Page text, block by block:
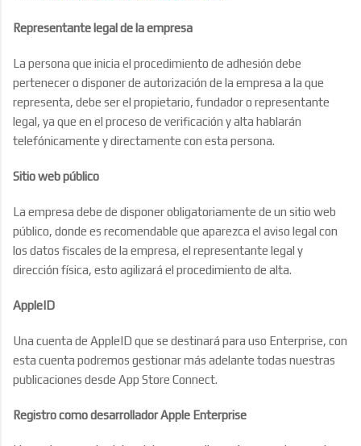
Representante legal de la empresa
La persona que inicia el procedimiento de adhesión debe
pertenecer o disponer de autorización de la empresa a la que
representa, debe ser el propietario, fundador o representante
legal, ya que en el proceso de verificación y alta hablarán
telefónicamente y directamente con esta persona.
Sitio web público
La empresa debe de disponer obligatoriamente de un sitio web
público, donde es recomendable que aparezca el aviso legal con
los datos fiscales de la empresa, el representante legal y
dirección física, esto agilizará el procedimiento de alta.
AppleID
Una cuenta de AppleID que se destinará para uso Enterprise, con
esta cuenta podremos gestionar más adelante todas nuestras
publicaciones desde App Store Connect.
Registro como desarrollador Apple Enterprise